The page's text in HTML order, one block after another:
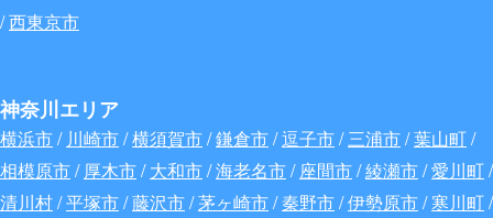
/西東京市
神奈川エリア
横浜市/ 川崎市/横須賀市/鎌倉市/逗子市/三浦市/葉山町/
相模原市/厚木市/大和市/海老名市/座間市/綾瀬市/愛川町/
清川村/平塚市/藤沢市/茅ヶ崎市/秦野市/伊勢原市/寒川町/